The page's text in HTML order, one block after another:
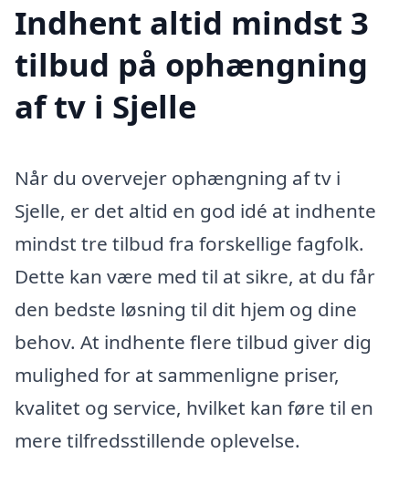
Indhent altid mindst 3
tilbud på ophængning
af tv i Sjelle
Når du overvejer ophængning af tv i
Sjelle, er det altid en god idé at indhente
mindst tre tilbud fra forskellige fagfolk.
Dette kan være med til at sikre, at du får
den bedste løsning til dit hjem og dine
behov. At indhente flere tilbud giver dig
mulighed for at sammenligne priser,
kvalitet og service, hvilket kan føre til en
mere tilfredsstillende oplevelse.